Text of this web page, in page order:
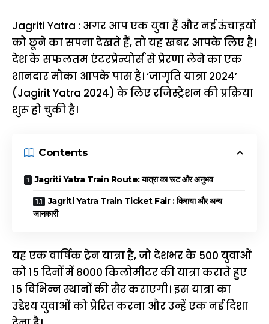
Jagriti Yatra : अगर आप एक युवा हैं और नई ऊंचाइयों
को छूने का सपना देखते हैं, तो यह खबर आपके लिए है।
देश के सफलतम एंटरप्रेन्योर्स से प्रेरणा लेने का एक
शानदार मौका आपके पास है। ‘जागृति यात्रा 2024’
(Jagirit Yatra 2024) के लिए रजिस्ट्रेशन की प्रक्रिया
शुरू हो चुकी है।
Contents
Jagriti Yatra Train Route: यात्रा का रूट और अनुभव
Jagriti Yatra Train Ticket Fair : किराया और अन्य
जानकारी
यह एक वार्षिक ट्रेन यात्रा है, जो देशभर के 500 युवाओं
को 15 दिनों में 8000 किलोमीटर की यात्रा कराते हुए
15 विभिन्न स्थानों की सैर कराएगी। इस यात्रा का
उद्देश्य युवाओं को प्रेरित करना और उन्हें एक नई दिशा